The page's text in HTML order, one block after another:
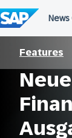
Features